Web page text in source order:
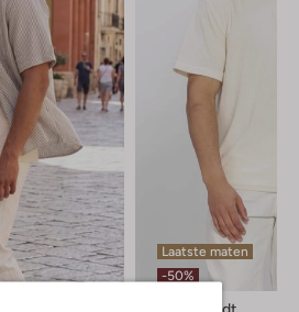
Laatste maten
-50%